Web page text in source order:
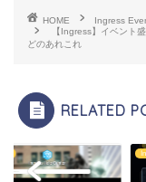
HOME
Ingress
【Ingress】イベント
どのあれこれ
RELATED